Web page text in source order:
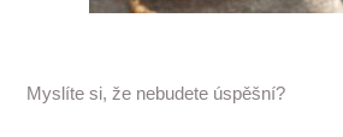
Myslíte si, že nebudete úspěšní?